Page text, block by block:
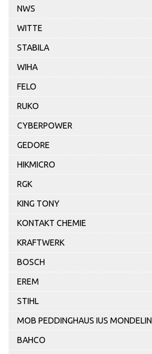
NWS
WITTE
STABILA
WIHA
FELO
RUKO
CYBERPOWER
GEDORE
HIKMICRO
RGK
KING TONY
KONTAKT CHEMIE
KRAFTWERK
BOSCH
EREM
STIHL
MOB PEDDINGHAUS IUS MONDELIN
BAHCO